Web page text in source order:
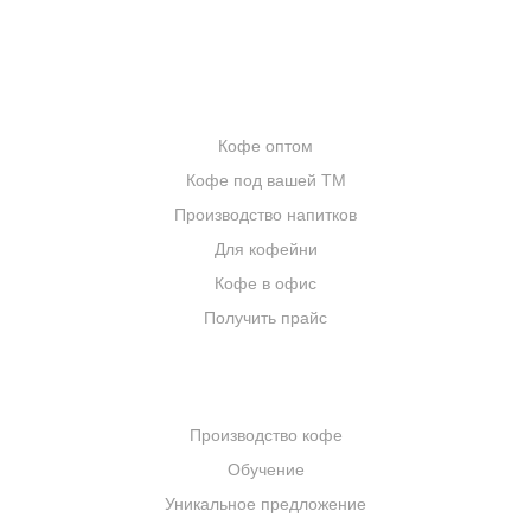
Кофе оптом
Кофе под вашей ТМ
Производство напитков
Для кофейни
Кофе в офис
Получить прайс
Производство кофе
Обучение
Уникальное предложение